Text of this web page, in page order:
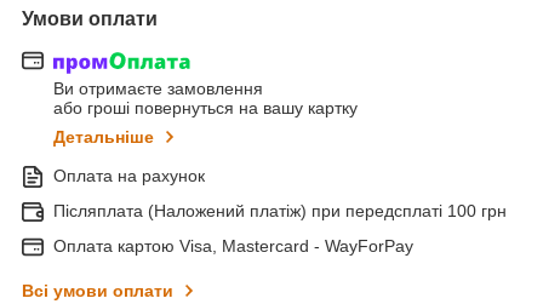
Умови оплати
Ви отримаєте замовлення
або гроші повернуться на вашу картку
Детальніше
Оплата на рахунок
Післяплата (Наложений платіж) при передсплаті 100 грн
Оплата картою Visa, Mastercard - WayForPay
Всі умови оплати